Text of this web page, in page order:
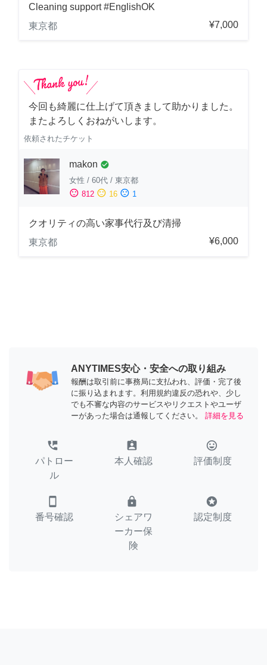
Cleaning support #EnglishOK
東京都
¥7,000
今回も綺麗に仕上げて頂きまして助かりました。
またよろしくおねがいします。
依頼されたチケット
makon check_circle
女性 / 60代 / 東京都
sentiment_satisfied 812 sentiment_neutral 16 sentiment_dissatisfied 1
クオリティの高い家事代行及び清掃
東京都
¥6,000
ANYTIMES安心・安全への取り組み
報酬は取引前に事務局に支払われ、評価・完了後
に振り込まれます。利用規約違反の恐れや、少し
でも不審な内容のサービスやリクエストやユーザ
ーがあった場合は通報してください。
詳細を見る
perm_phone_msg
パトロー
ル
assignment_ind
本人確認
tag_faces
評価制度
smartphone
番号確認
lock
シェアワ
ーカー保
険
stars
認定制度